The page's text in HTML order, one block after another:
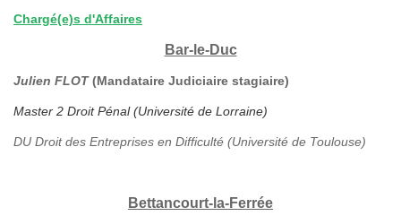
Chargé(e)s d'Affaires
Bar-le-Duc
Julien FLOT(Mandataire Judiciaire stagiaire)
Master 2 Droit Pénal (Université de Lorraine)
DU Droit des Entreprises en Difficulté (Université de Toulouse)
Bettancourt-la-Ferrée